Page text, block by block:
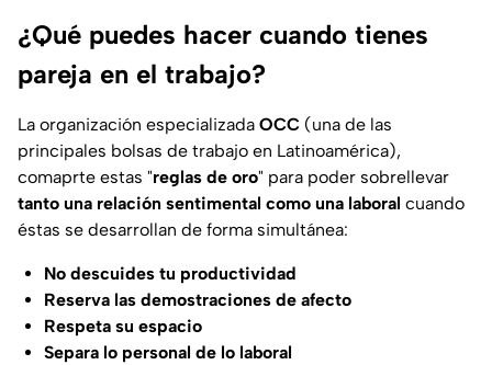
¿Qué puedes hacer cuando tienes
pareja en el trabajo?
La organización especializada OCC (una de las
principales bolsas de trabajo en Latinoamérica),
comaprte estas "reglas de oro" para poder sobrellevar
tanto una relación sentimental como una laboral cuando
éstas se desarrollan de forma simultánea:
No descuides tu productividad
Reserva las demostraciones de afecto
Respeta su espacio
Separa lo personal de lo laboral